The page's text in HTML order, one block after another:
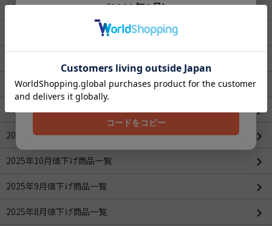
2026年4月値下げ商品一覧(更新：2026/04/16)
2026年3月値下げ商品一覧
2026年1月値下げ商品一覧
2025年12月値下げ商品一覧
2025年11月値下げ商品一覧
2025年10月値下げ商品一覧
2025年9月値下げ商品一覧
2025年8月値下げ商品一覧
(2026年8月)
【200円OFFクーポン】3500円以上お買上げでご利用可能
です!! 8月1日～8月31日まで
202608
コードをコピー